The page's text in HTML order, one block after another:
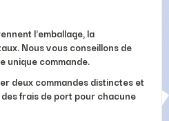
l'emballage, la
Nous vous conseillons de
unique commande.
deux commandes distinctes et
frais de port pour chacune